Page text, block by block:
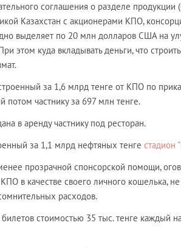
соглашения о разделе продукции
Казахстан с акционерами КПО,
выделяет по 20 млн долларов США на
этом куда вкладывать деньги, что
за 1,6 млрд тенге от КПО по
потом частнику за 697 млн тенге.
в аренду частнику под ресторан.
за 1,1 млрд нефтяных тенге стадион
прозрачной спонсорской помощи,
в качестве своего личного кошелька,
расходов.
стоимостью 35 тыс. тенге каждый